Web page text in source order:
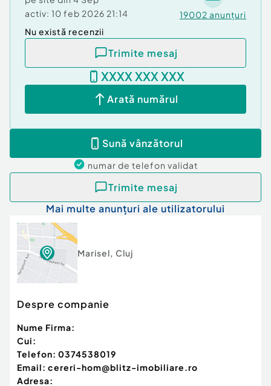
pentru construcții noi
Poziție excelentă, accesibilă tot timpul anului
O investiție sigură, cu potențial de creștere a
valorii în timp
???? Contactează-ne pentru mai multe informații
sau pentru a programa o vizionare. Acest teren are
Cod ofertă / ID BLITZ: P157404
Id intern: P157404
activ: 10 feb 2026 21:14 19002 anunțuri
Nu există recenzii
Trimite mesaj
XXXX XXX XXX
Arată numărul
Sună vânzătorul
numar de telefon validat
Trimite mesaj
Mai multe anunțuri ale utilizatorului
Marisel, Cluj
Despre companie
Nume Firma:
Cui:
Telefon: 0374538019
Email: cereri-hom@blitz-imobiliare.ro
Adresa: